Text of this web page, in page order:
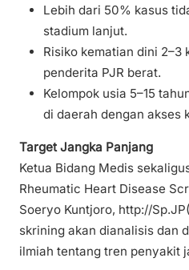
Lebih dari 50% kasus
stadium lanjut.
Risiko kematian dini 2–3
penderita PJR berat.
Kelompok usia 5–15
di daerah dengan akses
Target Jangka Panjang
Ketua Bidang Medis
Rheumatic Heart Disease
Soeryo Kuntjoro, http://
skrining akan dianalisis dan
ilmiah tentang tren penyakit